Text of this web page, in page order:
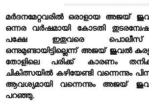
മര്‍ദനമേറ്റവരില്‍ ഒരാളായ അജയ്
ഒന്നര വര്‍ഷമായി കോടതി തുടരന്വേഷണം
പക്ഷേ ഇതുവരെ പൊലീസ്
ഒന്നുമുണ്ടായിട്ടില്ലെന്ന് അജയ് ജുവല്‍
തോളിലെ പരിക്ക് കാരണം
ചികിത്സയില്‍ കഴിയേണ്ടി വന്നെന്നും
ആവശ്യമായി വന്നെന്നും അജയ്
പറഞ്ഞു.